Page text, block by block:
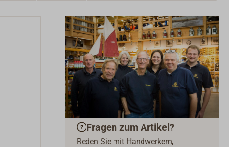
Fragen zum Artikel?
Reden Sie mit Handwerkern,